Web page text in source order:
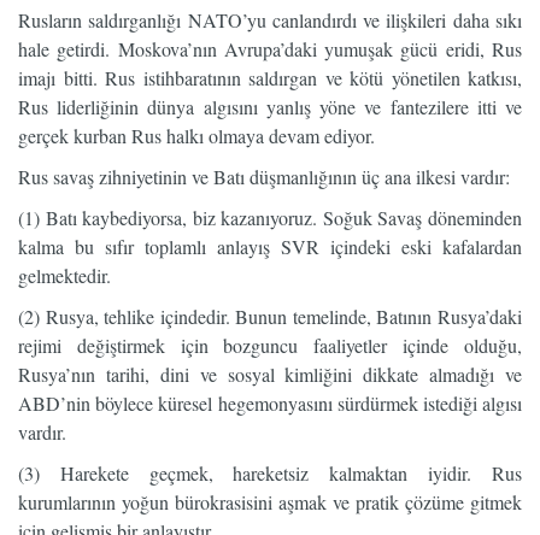
Rusların saldırganlığı NATO’yu canlandırdı ve ilişkileri daha sıkı
hale getirdi. Moskova’nın Avrupa’daki yumuşak gücü eridi, Rus
imajı bitti. Rus istihbaratının saldırgan ve kötü yönetilen katkısı,
Rus liderliğinin dünya algısını yanlış yöne ve fantezilere itti ve
gerçek kurban Rus halkı olmaya devam ediyor.
Rus savaş zihniyetinin ve Batı düşmanlığının üç ana ilkesi vardır:
(1) Batı kaybediyorsa, biz kazanıyoruz. Soğuk Savaş döneminden
kalma bu sıfır toplamlı anlayış SVR içindeki eski kafalardan
gelmektedir.
(2) Rusya, tehlike içindedir. Bunun temelinde, Batının Rusya’daki
rejimi değiştirmek için bozguncu faaliyetler içinde olduğu,
Rusya’nın tarihi, dini ve sosyal kimliğini dikkate almadığı ve
ABD’nin böylece küresel hegemonyasını sürdürmek istediği algısı
vardır.
(3) Harekete geçmek, hareketsiz kalmaktan iyidir. Rus
kurumlarının yoğun bürokrasisini aşmak ve pratik çözüme gitmek